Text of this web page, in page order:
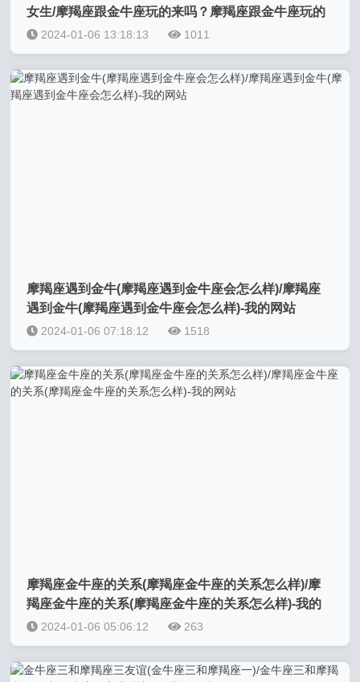
女生/摩羯座跟金牛座玩的来吗？摩羯座跟金牛座玩的
来吗女生-我的网站
2024-01-06 13:18:13 1011
摩羯座遇到金牛(摩羯座遇到金牛座会怎么样)/摩羯座
遇到金牛(摩羯座遇到金牛座会怎么样)-我的网站
2024-01-06 07:18:12 1518
摩羯座金牛座的关系(摩羯座金牛座的关系怎么样)/摩
羯座金牛座的关系(摩羯座金牛座的关系怎么样)-我的
网站2024-01-06 05:06:12 263